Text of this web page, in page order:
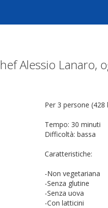
Alessio Lanaro,
Per 3 persone
Tempo: 30 minuti
Difficoltà: bassa
Caratteristiche:
-Non vegetariana
-Senza glutine
-Senza uova
-Con latticini